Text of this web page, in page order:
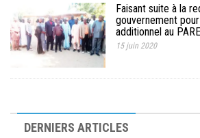
Faisant suite à la
gouvernement
additionnel au
15 juin 2020
DERNIERS ARTICLES
Comité de Pilotage du PAREC
19 septembre 2025